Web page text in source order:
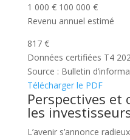
1 000 € 100 000 €
Revenu annuel estimé
817 €
Données certifiées T4
Source : Bulletin
Télécharger le PDF
Perspectives
les
L’avenir s’annonce